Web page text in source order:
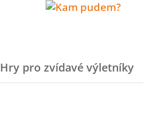
Hry pro zvídavé výletníky